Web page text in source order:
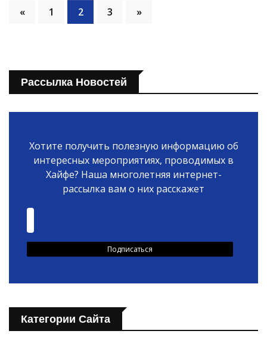
« 1 2 3 »
Рассылка Новостей
Хотите получить полезную информацию об
интересных мероприятиях, проводимых в
Хайфе? Наша многолетняя интернет-
рассылка вам о них расскажет
Категории Сайта